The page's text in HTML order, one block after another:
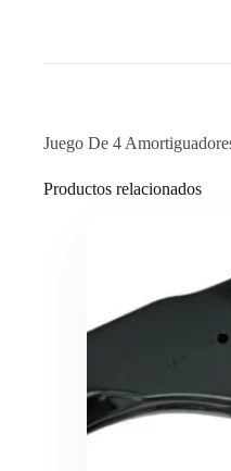
Juego De 4
Productos relacionados